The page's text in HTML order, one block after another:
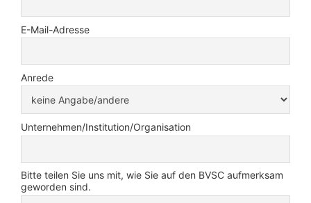
E-Mail-Adresse
Anrede
Unternehmen/Institution/Organisation
Bitte teilen Sie uns mit, wie Sie auf den BVSC aufmerksam
geworden sind.